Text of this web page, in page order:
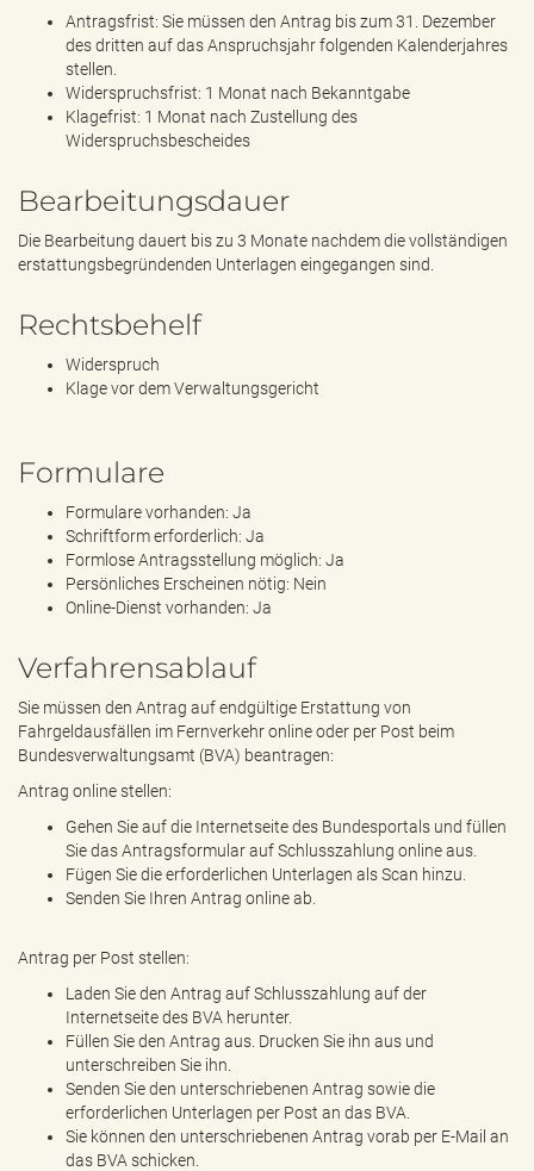
Antragsfrist: Sie müssen den Antrag bis zum 31. Dezember
des dritten auf das Anspruchsjahr folgenden Kalenderjahres
stellen.
Widerspruchsfrist: 1 Monat nach Bekanntgabe
Klagefrist: 1 Monat nach Zustellung des
Widerspruchsbescheides
Bearbeitungsdauer
Die Bearbeitung dauert bis zu 3 Monate nachdem die vollständigen
erstattungsbegründenden Unterlagen eingegangen sind.
Rechtsbehelf
Widerspruch
Klage vor dem Verwaltungsgericht
Formulare
Formulare vorhanden: Ja
Schriftform erforderlich: Ja
Formlose Antragsstellung möglich: Ja
Persönliches Erscheinen nötig: Nein
Online-Dienst vorhanden: Ja
Verfahrensablauf
Sie müssen den Antrag auf endgültige Erstattung von
Fahrgeldausfällen im Fernverkehr online oder per Post beim
Bundesverwaltungsamt (BVA) beantragen:
Antrag online stellen:
Gehen Sie auf die Internetseite des Bundesportals und füllen
Sie das Antragsformular auf Schlusszahlung online aus.
Fügen Sie die erforderlichen Unterlagen als Scan hinzu.
Senden Sie Ihren Antrag online ab.
Antrag per Post stellen:
Laden Sie den Antrag auf Schlusszahlung auf der
Internetseite des BVA herunter.
Füllen Sie den Antrag aus. Drucken Sie ihn aus und
unterschreiben Sie ihn.
Senden Sie den unterschriebenen Antrag sowie die
erforderlichen Unterlagen per Post an das BVA.
Sie können den unterschriebenen Antrag vorab per E-Mail an
das BVA schicken.